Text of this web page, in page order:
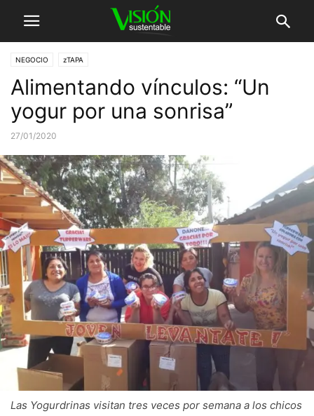
NEGOCIO zTAPA
Alimentando vínculos: “Un
yogur por una sonrisa”
27/01/2020
Las Yogurdrinas visitan tres veces por semana a los chicos